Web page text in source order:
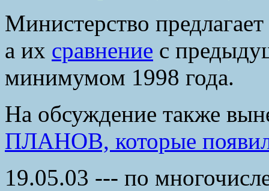
Министерство
а их сравнение с
минимумом 1998 года.
На обсуждение также
ПЛАНОВ, которые
19.05.03 --- по